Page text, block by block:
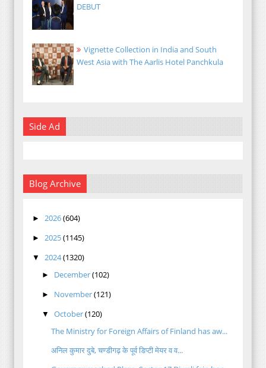
DEBUT
Vignette Collection in India and South
West Asia with The Aarlis Hotel Panchkula
Side Ad
Blog Archive
► 2026(604)
► 2025(1145)
▼ 2024(1320)
► December(102)
► November(121)
▼ October(120)
The Ministry for Foreign Affairs of Finland has aw...
अनिल कुमार दुबे, चण्डीगढ़ के पूर्व डिप्टी मेयर व व...